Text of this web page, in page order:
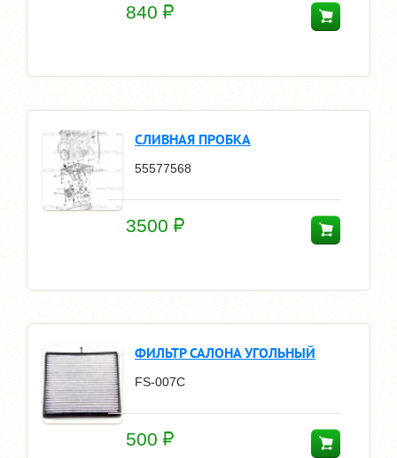
840
СЛИВНАЯ ПРОБКА
55577568
3500
ФИЛЬТР САЛОНА УГОЛЬНЫЙ
FS-007C
500